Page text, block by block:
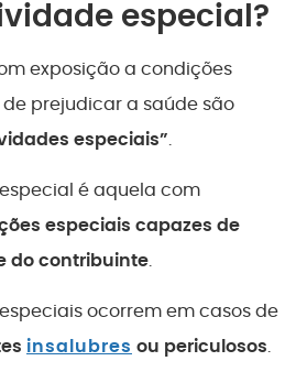
especial?
exposição a condições
prejudicar a saúde são
especiais”.
é aquela com
especiais capazes de
do contribuinte.
ocorrem em casos de
insalubres ou periculosos.